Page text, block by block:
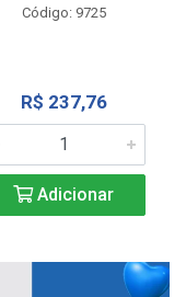
Código: 9725
R$ 237,76
Adicionar